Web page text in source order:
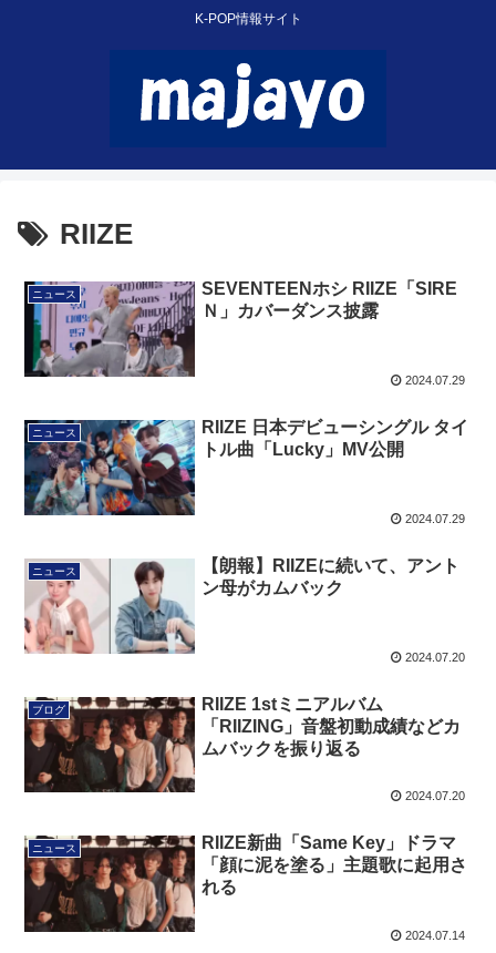
K-POP情報サイト
RIIZE
ニュース
SEVENTEENホシ RIIZE「SIRE
Ｎ」カバーダンス披露
2024.07.29
ニュース
RIIZE 日本デビューシングル タイ
トル曲「Lucky」MV公開
2024.07.29
ニュース
【朗報】RIIZEに続いて、アント
ン母がカムバック
2024.07.20
ブログ
RIIZE 1stミニアルバム
「RIIZING」音盤初動成績などカ
ムバックを振り返る
2024.07.20
ニュース
RIIZE新曲「Same Key」ドラマ
「顔に泥を塗る」主題歌に起用さ
れる
2024.07.14